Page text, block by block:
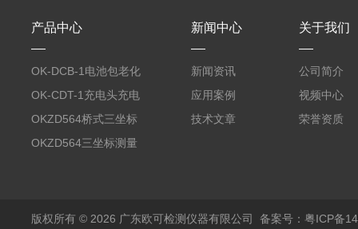
产品中心
OK-DCB-1电池包老化
测试系统
OK-CDT-1充电头充电
宝测试系统
OKZD564桥式三坐标
测量仪
OKZD564三坐标测量
新闻中心
新闻资讯
应用案例
技术文章
关于我们
公司简介
视频中心
荣誉资质
版权所有 © 2026 广东欧可检测仪器有限公司 备案号：粤ICP备